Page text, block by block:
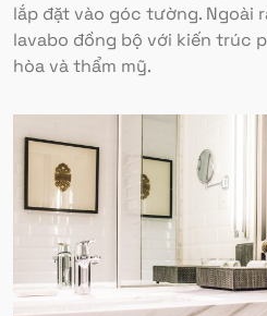
lắp đặt vào góc tường. Ngoài
lavabo đồng bộ với kiến trúc
hòa và thẩm mỹ.